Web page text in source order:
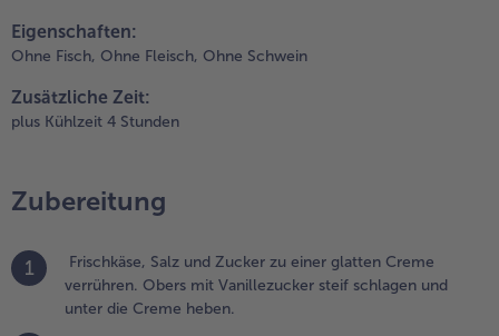
die
Schüssel
Mit
mit den
Eigenschaften:
Ohne Fisch, Ohne Fleisch, Ohne Schwein
Zusätzliche Zeit:
plus Kühlzeit 4 Stunden
Zubereitung
1
Frischkäse, Salz und Zucker zu einer glatten Creme
verrühren. Obers mit Vanillezucker steif schlagen und
unter die Creme heben.